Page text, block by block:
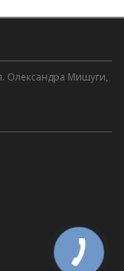
Олександра Мишуги,